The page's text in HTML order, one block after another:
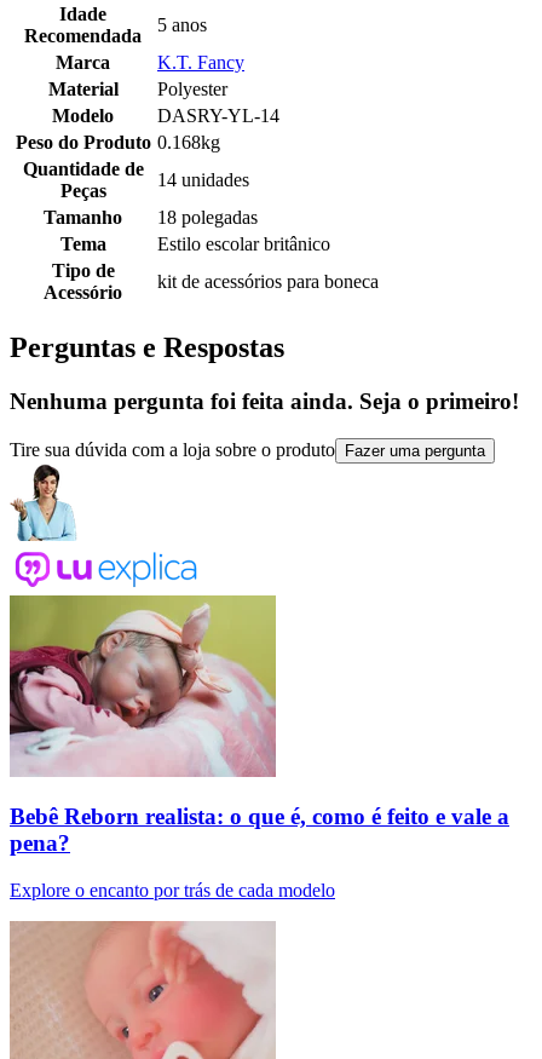
Idade
Recomendada
5 anos
Marca
K.T. Fancy
Material
Polyester
Modelo
DASRY-YL-14
Peso do Produto 0.168kg
Quantidade de
Peças
14 unidades
Tamanho
18 polegadas
Tema
Estilo escolar britânico
Tipo de
Acessório
kit de acessórios para boneca
Perguntas e Respostas
Nenhuma pergunta foi feita ainda. Seja o primeiro!
Tire sua dúvida com a loja sobre o produto Fazer uma pergunta
Bebê Reborn realista: o que é, como é feito e vale a
pena?
Explore o encanto por trás de cada modelo